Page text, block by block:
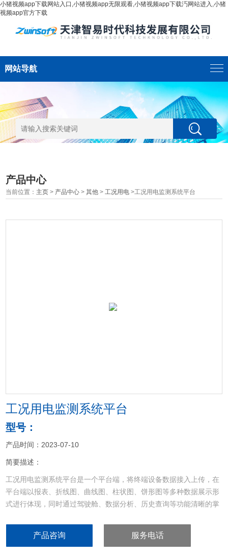
小猪视频app下载网站入口,小猪视频app无限观看,小猪视频app下载汅网站进入,小猪
视频app官方下载
网站导航
产品中心
当前位置： 主页 > 产品中心 >其他 >工况用电 >工况用电监测系统平台
工况用电监测系统平台
型号：
产品时间：2023-07-10
简要描述：
工况用电监测系统平台是一个平台端，将终端设备数据接入上传，在
平台端以报表、折线图、曲线图、柱状图、饼形图等多种数据展示形
式进行体现，同时通过驾驶舱、数据分析、历史查询等功能清晰的掌
产品咨询 服务电话